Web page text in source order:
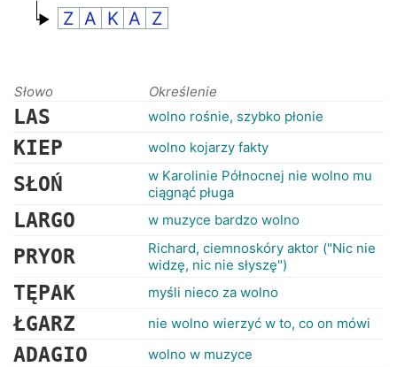
Z A K A Z
Słowo Określenie
LAS wolno rośnie, szybko płonie
KIEP wolno kojarzy fakty
SŁOŃ
w Karolinie Północnej nie wolno mu
ciągnąć pługa
LARGO w muzyce bardzo wolno
PRYOR
Richard, ciemnoskóry aktor ("Nic nie
widzę, nic nie słyszę")
TĘPAK myśli nieco za wolno
ŁGARZ nie wolno wierzyć w to, co on mówi
ADAGIO wolno w muzyce